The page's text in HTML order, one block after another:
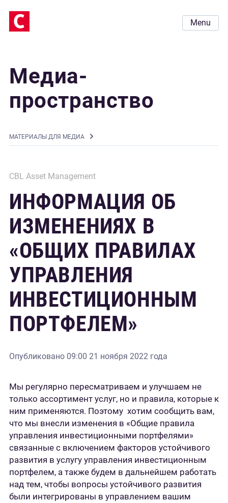
Menu
Медиа-
пространство
MАТЕРИАЛЫ ДЛЯ МЕДИА
CBL Asset Management
ИНФОРМАЦИЯ ОБ
ИЗМЕНЕНИЯХ В
«ОБЩИХ ПРАВИЛАХ
УПРАВЛЕНИЯ
ИНВЕСТИЦИОННЫМ
ПОРТФЕЛЕМ»
Опубликовано 09:00 21 ноября 2022 года
Мы регулярно пересматриваем и улучшаем не
только ассортимент услуг, но и правила, которые к
ним применяются. Поэтому хотим сообщить вам,
что мы внесли изменения в «Общие правила
управления инвестиционными портфелями»
связанные с включением факторов устойчивого
развития в услугу управления инвестиционным
портфелем, а также будем в дальнейшем работать
над тем, чтобы вопросы устойчивого развития
были интегрированы в управлением вашим